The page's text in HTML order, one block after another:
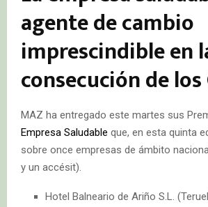
agente de cambio
imprescindible en
consecución de los
MAZ ha entregado este martes sus
Empresa Saludable que, en esta quinta
sobre once empresas de ámbito
y un accésit).
Hotel Balneario de Ariño S.L.